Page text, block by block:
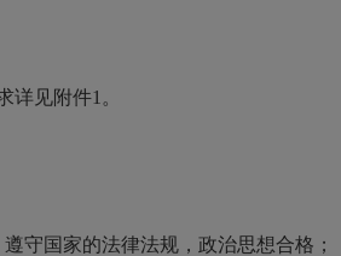
详见附件1。
守国家的法律法规，政治思想合格；